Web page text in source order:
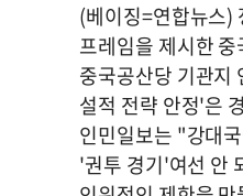
(베이징=연합뉴스)
프레임을 제시한
중국공산당 기관지
설적 전략 안정'은
인민일보는 "강대
'권투 경기'여선 안